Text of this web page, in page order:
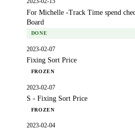
For Michelle -Track Time spend
Board
DONE
2023-02-07
Fixing Sort Price
FROZEN
2023-02-07
S - Fixing Sort Price
FROZEN
2023-02-04